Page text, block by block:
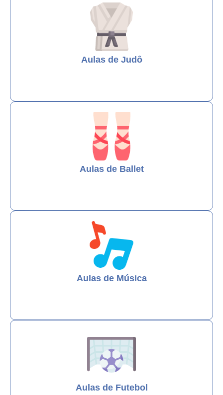
Aulas de Judô
Aulas de Ballet
Aulas de Música
Aulas de Futebol